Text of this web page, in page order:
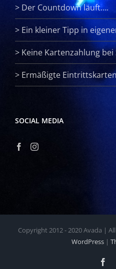
> Der Countdown läuft….
> Ein kleiner Tipp in
> Keine Kartenzahlung
> Ermäßigte Eintrittskarten
SOCIAL MEDIA
Copyright 2012 - 2020 Avada |
WordPress |